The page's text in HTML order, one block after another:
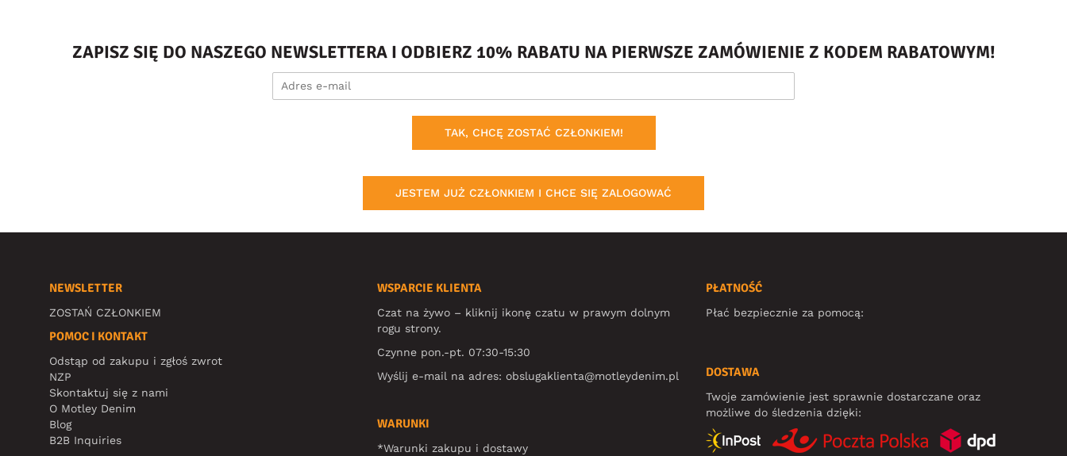
ZAPISZ SIĘ DO NASZEGO NEWSLETTERA I ODBIERZ 10% RABATU NA PIERWSZE ZAMÓWIENIE Z KODEM RABATOWYM!
TAK, CHCĘ ZOSTAĆ CZŁONKIEM!
JESTEM JUŻ CZŁONKIEM I CHCE SIĘ ZALOGOWAĆ
NEWSLETTER
ZOSTAŃ CZŁONKIEM
POMOC I KONTAKT
Odstąp od zakupu i zgłoś zwrot
NZP
Skontaktuj się z nami
O Motley Denim
Blog
B2B Inquiries
WSPARCIE KLIENTA
Czat na żywo – kliknij ikonę czatu w prawym dolnym
rogu strony.
Czynne pon.-pt. 07:30-15:30
Wyślij e-mail na adres:obslugaklienta@motleydenim.pl
WARUNKI
*Warunki zakupu i dostawy
PŁATNOŚĆ
Płać bezpiecznie za pomocą:
DOSTAWA
Twoje zamówienie jest sprawnie dostarczane oraz
możliwe do śledzenia dzięki: